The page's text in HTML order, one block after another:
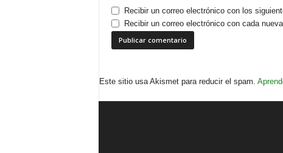
Recibir un correo electrónico con los
Recibir un correo electrónico con cada
Este sitio usa Akismet para reducir el spam.